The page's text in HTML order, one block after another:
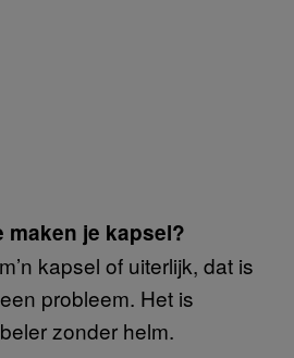
maken je kapsel?
kapsel of uiterlijk, dat is
probleem. Het is
zonder helm.